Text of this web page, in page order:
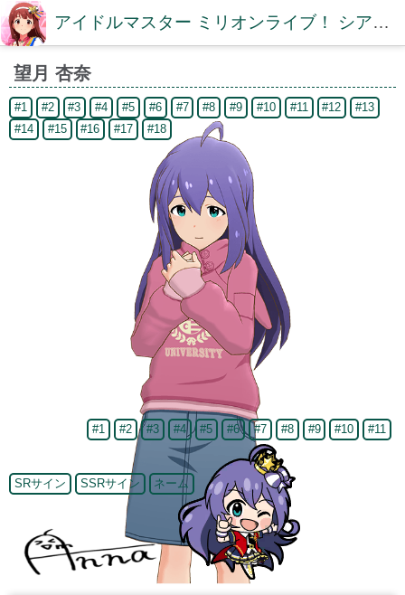
アイドルマスター ミリオンライブ！ シアターデイズDB【ミリシタDB】
望月 杏奈
#1 #2 #3 #4 #5 #6 #7 #8 #9 #10 #11 #12
#13
#14
#15 #16 #17 #18
#1 #2 #3 #4 #5 #6 #7 #8 #9 #10 #11
SRサイン SSRサイン ネーム